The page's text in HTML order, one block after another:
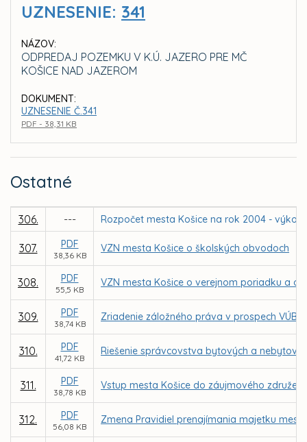
UZNESENIE: 341
NÁZOV:
ODPREDAJ POZEMKU V K.Ú. JAZERO PRE MČ
KOŠICE NAD JAZEROM
DOKUMENT:
UZNESENIE Č.341
PDF - 38,31 KB
Ostatné
306. --- Rozpočet mesta Košice na rok 2004 -
307. PDF
38,36 KB
VZN mesta Košice o školských obvodoch
308. PDF
55,5 KB
VZN mesta Košice o verejnom poriadku a
309. PDF
38,74 KB
Zriadenie záložného práva v prospech VÚB,
310. PDF
41,72 KB
Riešenie správcovstva bytových a
311. PDF
38,78 KB
Vstup mesta Košice do záujmového
312. PDF
56,08 KB
Zmena Pravidiel prenajímania majetku